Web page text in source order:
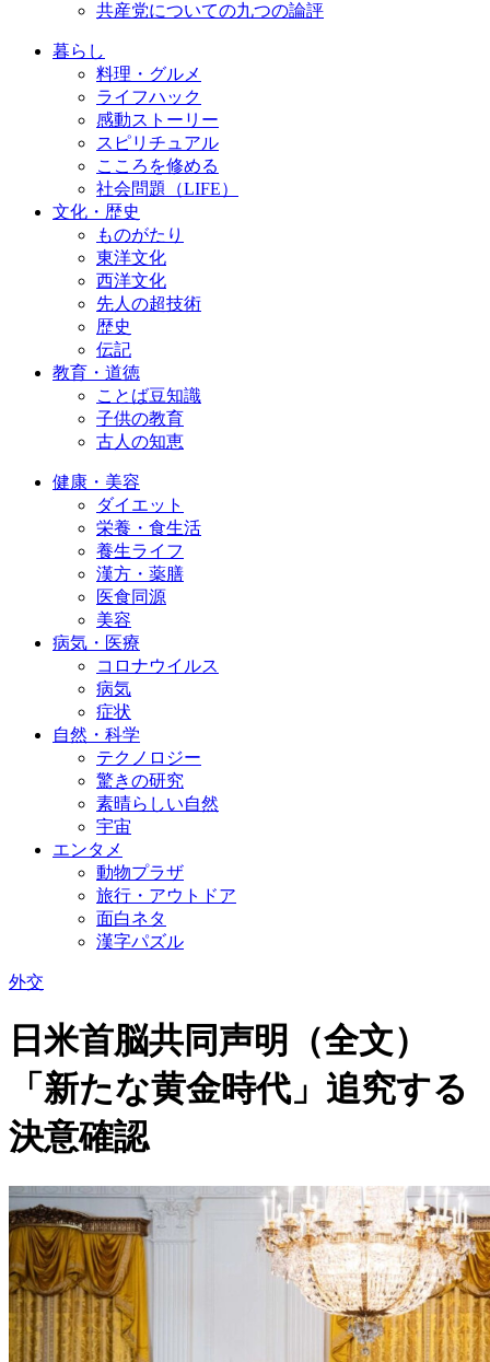
共産党についての九つの論評
暮らし
料理・グルメ
ライフハック
感動ストーリー
スピリチュアル
こころを修める
社会問題（LIFE）
文化・歴史
ものがたり
東洋文化
西洋文化
先人の超技術
歴史
伝記
教育・道徳
ことば豆知識
子供の教育
古人の知恵
健康・美容
ダイエット
栄養・食生活
養生ライフ
漢方・薬膳
医食同源
美容
病気・医療
コロナウイルス
病気
症状
自然・科学
テクノロジー
驚きの研究
素晴らしい自然
宇宙
エンタメ
動物プラザ
旅行・アウトドア
面白ネタ
漢字パズル
外交
日米首脳共同声明（全文）
「新たな黄金時代」追究する
決意確認